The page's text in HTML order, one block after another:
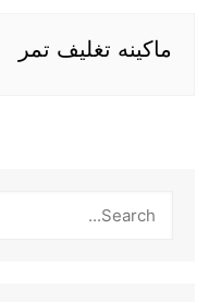
ماكينه تغليف تمر